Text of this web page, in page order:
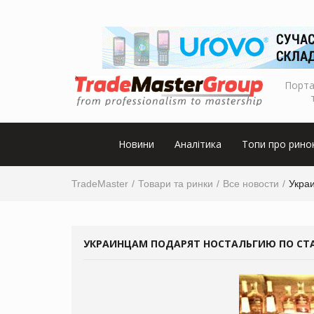
Новини Аналітика Топи про
TradeMaster Товари та ринки Все новости
УКРАИНЦАМ ПОДАРЯТ НОСТАЛЬГИЮ ПО